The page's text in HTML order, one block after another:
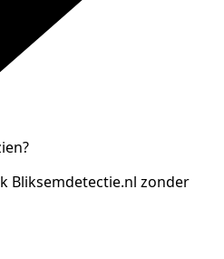
Bliksemdetectie.nl zonder